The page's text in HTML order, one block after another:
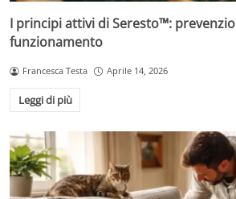
I principi attivi di Seresto™:
funzionamento
Francesca Testa Aprile 14, 2026
Leggi di più